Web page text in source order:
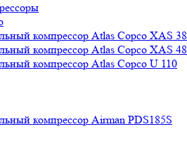
компрессор Atlas Copco XAS 38
компрессор Atlas Copco XAS 48
компрессор Atlas Copco U 110
компрессор Airman PDS185S